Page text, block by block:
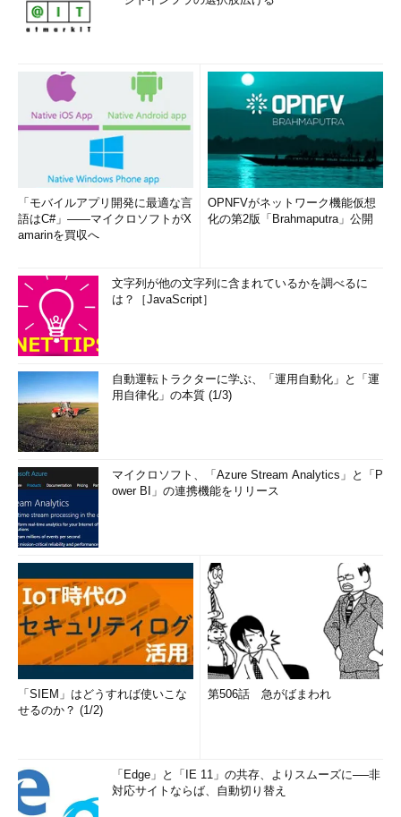
「モバイルアプリ開発に最適な言
語はC#」――マイクロソフトがX
amarinを買収へ
OPNFVがネットワーク機能仮想
化の第2版「Brahmaputra」公開
文字列が他の文字列に含まれているかを調べるに
は？［JavaScript］
自動運転トラクターに学ぶ、「運用自動化」と「運
用自律化」の本質 (1/3)
マイクロソフト、「Azure Stream Analytics」と「P
ower BI」の連携機能をリリース
「SIEM」はどうすれば使いこな
せるのか？ (1/2)
第506話 急がばまわれ
「Edge」と「IE 11」の共存、よりスムーズに──非
対応サイトならば、自動切り替え